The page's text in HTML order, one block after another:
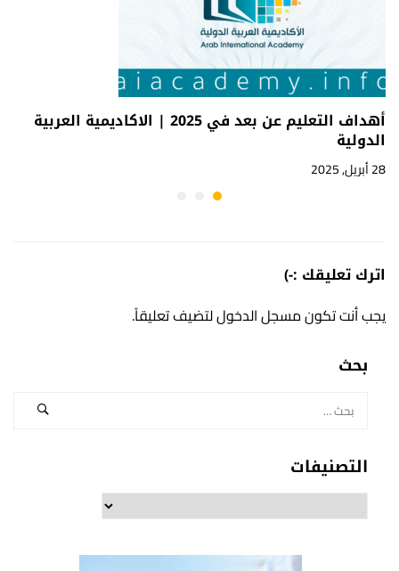
أهداف التعليم عن بعد في 2025 | الاكاديمية العربية
الدولية
28 أبريل, 2025
اترك تعليقك :-)
يجب أنت تكونمسجل الدخوللتضيف تعليقاً.
بحث
التصنيفات